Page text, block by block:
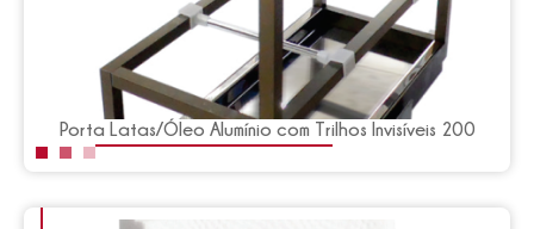
Porta Latas/Óleo Alumínio com Trilhos Invisíveis 200